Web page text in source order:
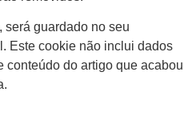
será guardado no seu
Este cookie não inclui dados
conteúdo do artigo que acabou